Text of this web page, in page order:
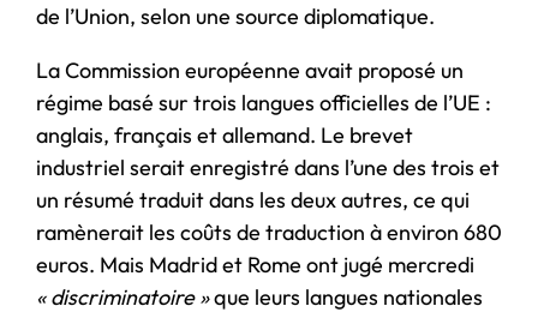
de l’Union, selon une source diplomatique.
La Commission européenne avait proposé un
régime basé sur trois langues officielles de l’UE :
anglais, français et allemand. Le brevet
industriel serait enregistré dans l’une des trois et
un résumé traduit dans les deux autres, ce qui
ramènerait les coûts de traduction à environ 680
euros. Mais Madrid et Rome ont jugé mercredi
« discriminatoire »que leurs langues nationales